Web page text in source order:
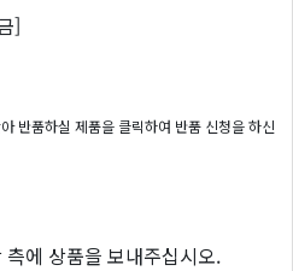
]
반품하실 제품을 클릭하여 반품 신청을 하신
에 상품을 보내주십시오.